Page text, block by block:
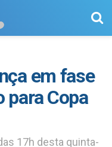
em fase
para Copa
17h desta quinta-